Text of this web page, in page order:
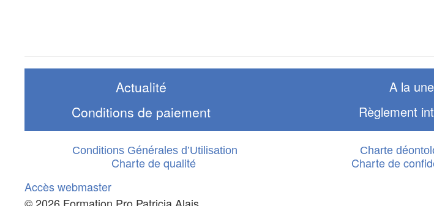
Actualité A la une
Conditions de paiement Règlement
Conditions Générales d’Utilisation Charte
Charte de qualité Charte de
Accès webmaster
© 2026 Formation Pro Patricia Alais